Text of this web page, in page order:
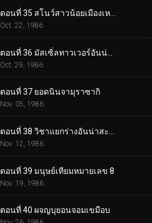
ตอนที่ 35 สโนว์สาวน้อยเมืองเหนือ
Oct. 22, 1986
Oct. 29, 1986
ตอนที่ 37 ยอดนินจามุราซากิ
Nov. 05, 1986
Nov. 12, 1986
ตอนที่ 39 มนุษย์เทียมหมายเลข 8
Nov. 19, 1986
ตอนที่ 40 ผจญบุยอนจอมเขมือบ